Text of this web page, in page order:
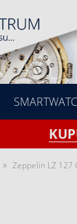
» Zeppelin LZ 127